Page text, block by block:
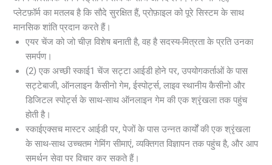
प्लेटफ़ॉर्म का मतलब है कि सौदे सुरक्षित हैं, प्रोफ़ाइल को पूरे सिस्टम के साथ
मानसिक शांति प्रदान करते हैं।
एयर चेंज को जो चीज़ विशेष बनाती है, वह है सदस्य-मित्रता के प्रति उनका
समर्पण।
(2) एक अच्छी स्काई1 चेंज सट्टा आईडी होने पर, उपयोगकर्ताओं के पास
सट्टेबाजी, ऑनलाइन कैसीनो गेम, ईस्पोर्ट्स, लाइव स्थानीय कैसीनो और
डिजिटल स्पोर्ट्स के साथ-साथ ऑनलाइन गेम की एक श्रृंखला तक पहुंच
होती है।
स्काईएक्सच मास्टर आईडी पर, पेजों के पास उन्नत कार्यों की एक श्रृंखला
के साथ-साथ उच्चतम गेमिंग सीमाएं, व्यक्तिगत विज्ञापन तक पहुंच है, और आप
समर्थन सेवा पर विचार कर सकते हैं।